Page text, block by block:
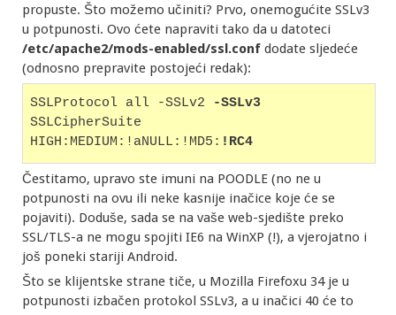
propuste. Što možemo učiniti? Prvo, onemogućite SSLv3
u potpunosti. Ovo ćete napraviti tako da u datoteci
/etc/apache2/mods-enabled/ssl.conf dodate sljedeće
(odnosno prepravite postojeći redak):
SSLProtocol all -SSLv2
-SSLv3
SSLCipherSuite
HIGH:MEDIUM:!aNULL:!MD5: !RC4
Čestitamo, upravo ste imuni na POODLE (no ne u
potpunosti na ovu ili neke kasnije inačice koje će se
pojaviti). Doduše, sada se na vaše web-sjedište preko
SSL/TLS-a ne mogu spojiti IE6 na WinXP (!), a vjerojatno i
još poneki stariji Android.
Što se klijentske strane tiče, u Mozilla Firefoxu 34 je u
potpunosti izbačen protokol SSLv3, a u inačici 40 će to